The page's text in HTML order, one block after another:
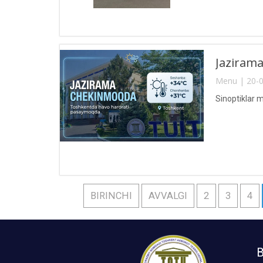
Menu | 20-
Sinoptiklar
BIRINCHI AVVALGI 2 3 4